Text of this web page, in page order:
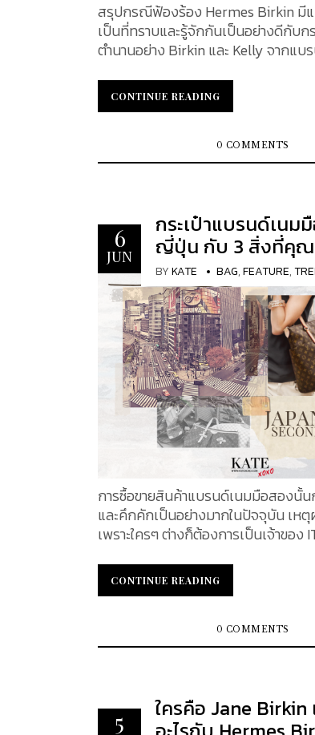
สรุปกรณีฟ้องร้อง Hermes Birkin มีแ
เป็นที่ทราบและรู้จักกันเป็นอย่างดีกับกร
ตำนานอย่าง Birkin และ Kelly จากแบ
กว่าจะได้เป็นเจ้าของกระเป๋าทั้ง 2 รุ่นนี้
เงินที่คุณต้องมีมากพอแล้ว คุณยังต้อง
สร้างความไม่พอใจเป็นอย่างมาก กับลู
จึงเกิดกรณีพิพาทที่น่าสนใจนี้ขึ้น
lawsuit filed in California กรณีฟ้องร้องดังกล่าว เกิด
ขึ้นเมื่อเดือน มีนาคม ปี ค.ศ. 2024 ที่ผ่า
ซานฟรานซิสโก ประเทศสหรัฐอเมริกา
อเมริกัน 2 คน นามว่า Tina Cavalleri
Glinoga ยื่นฟ้อง Hermès แบรนด์หรูใ
กล่าวหาว่าบริษัทจำกัดลูกค้าอย่างผิด
อนุญาตให้เฉพาะผู้ที่มี "ประวัติการซื้อ
แบรนด์ดังกล่าว ซื้อกระเป๋าถือ Birkin
กฎหมายต่อต้านการผูกขาดโดย "ผูกมัด
ชิ้นหนึ่งกับการซื้ออีกชิ้นหนึ่งและใช้ประโ
ทางการตลาดของพวกเขา โดยการกำ
กระเป๋า Birkin อย่างสูงลิ่ว และจำกัดก
ต้งการกระเป๋ารุ่นดังกล่าว มีแต่พุ่งสูงขึ้น
Kelly...
CONTINUE READING
CONTINUE READING
0 COMMENTS
6
JUN
กระเป๋าแบรนด์เนม
ญี่ปุ่น กับ 3 สิ่งที่คุณ
BYKATE BAG,FEATURE,
การซื้อขายสินค้าแบรนด์เนมมือสองนั้
และคึกคักเป็นอย่างมากในปัจจุบัน เห
เพราะใครๆ ต่างก็ต้องการเป็นเจ้าของ
ทางเลือกของคนที่ต้องการกระเป๋าสวยๆ
ประหยัด และในวันนี้เราจะมาชี้เป้าสินค้า
แหล่งชอปปิ้งย่านดังอย่างโตเกียวและโ
ชอปสายแฟชั่นกันค่ะ...
CONTINUE READING
CONTINUE READING
0 COMMENTS
5
ใครคือ Jane Birkin